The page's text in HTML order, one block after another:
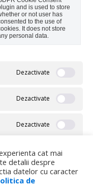
cat mai
detalii despre
datelor cu caracter
de
and is used to store
or not user has
to the use of
It does not store
personal data.